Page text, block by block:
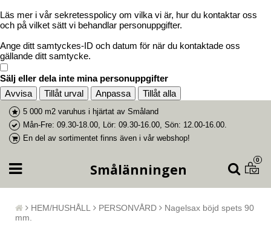
Läs mer i vår sekretesspolicy om vilka vi är, hur du kontaktar oss
och på vilket sätt vi behandlar personuppgifter.
Ange ditt samtyckes-ID och datum för när du kontaktade oss
gällande ditt samtycke.
Sälj eller dela inte mina personuppgifter
Avvisa
Tillåt urval Anpassa Tillåt alla
5 000 m2 varuhus i hjärtat av Småland
Mån-Fre: 09.30-18.00, Lör: 09.30-16.00, Sön: 12.00-16.00.
En del av sortimentet finns även i vår webshop!
Smålänningen
0
HEM/HUSHÅLL PERSONVÅRD
Nagelsax böjd spets 90
mm.